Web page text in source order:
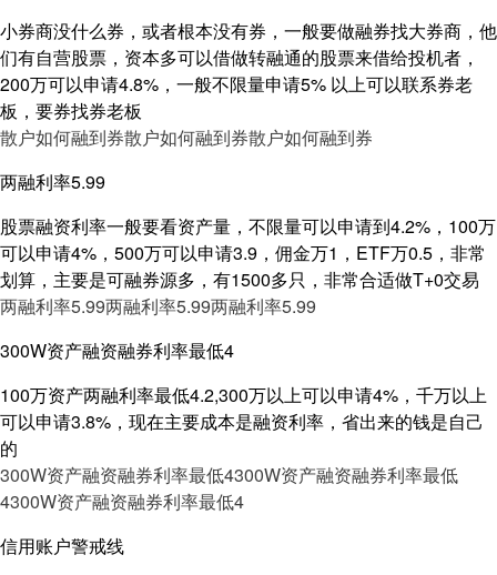
小券商没什么券，或者根本没有券，一般要做融券找大券商，他
们有自营股票，资本多可以借做转融通的股票来借给投机者，
200万可以申请4.8%，一般不限量申请5% 以上可以联系券老
板，要券找券老板
散户如何融到券散户如何融到券散户如何融到券
两融利率5.99
股票融资利率一般要看资产量，不限量可以申请到4.2%，100万
可以申请4%，500万可以申请3.9，佣金万1，ETF万0.5，非常
划算，主要是可融券源多，有1500多只，非常合适做T+0交易
两融利率5.99两融利率5.99两融利率5.99
300W资产融资融券利率最低4
100万资产两融利率最低4.2,300万以上可以申请4%，千万以上
可以申请3.8%，现在主要成本是融资利率，省出来的钱是自己
的
300W资产融资融券利率最低4300W资产融资融券利率最低
4300W资产融资融券利率最低4
信用账户警戒线